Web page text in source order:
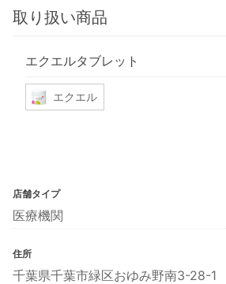
取り扱い商品
エクエルタブレット
エクエル
店舗タイプ
医療機関
住所
千葉県千葉市緑区おゆみ野南3-28-1